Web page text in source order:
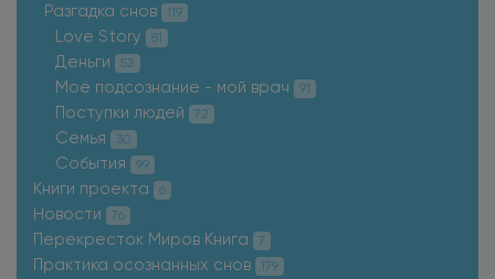
Разгадка снов 119
Love Story 81
Деньги 52
Моё подсознание - мой врач 91
Поступки людей 72
Семья 30
События 99
Книги проекта 6
Новости 76
Перекресток Миров Книга 7
Практика осознанных снов 179